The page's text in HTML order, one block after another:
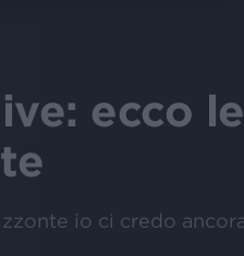
ecco
io ci credo